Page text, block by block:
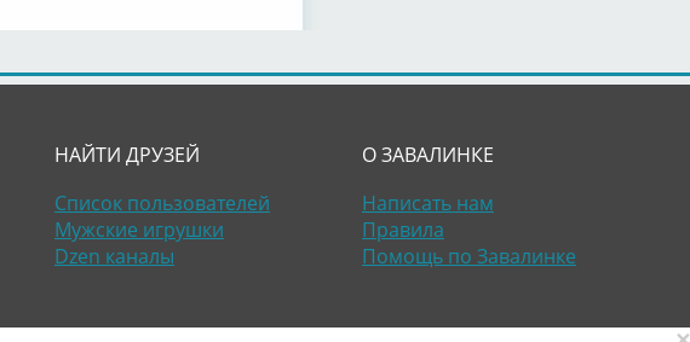
НАЙТИ ДРУЗЕЙ
Список пользователей
Мужские игрушки
Dzen каналы
О ЗАВАЛИНКЕ
Написать нам
Правила
Помощь по Завалинке